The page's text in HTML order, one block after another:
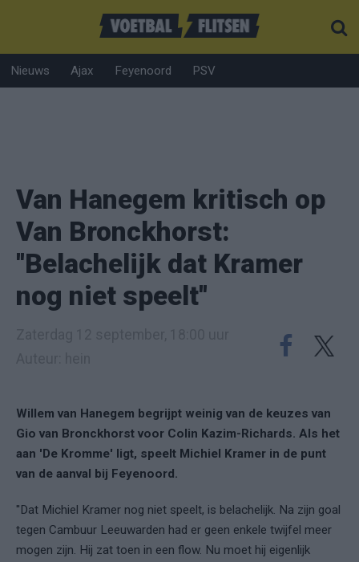
Nieuws Ajax Feyenoord PSV
Van Hanegem kritisch op
Van Bronckhorst:
''Belachelijk dat Kramer
nog niet speelt''
Willem van Hanegem begrijpt weinig van de keuzes van
Gio van Bronckhorst voor Colin Kazim-Richards. Als het
aan 'De Kromme' ligt, speelt Michiel Kramer in de punt
van de aanval bij Feyenoord.
''Dat Michiel Kramer nog niet speelt, is belachelijk. Na zijn goal
tegen Cambuur Leeuwarden had er geen enkele twijfel meer
mogen zijn. Hij zat toen in een flow. Nu moet hij eigenlijk